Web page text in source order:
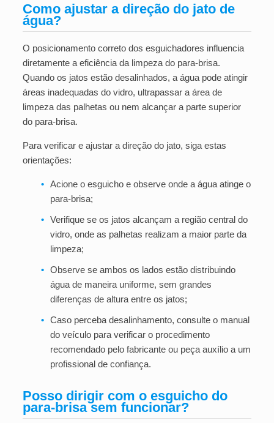
Como ajustar a direção do jato de
água?
O posicionamento correto dos esguichadores influencia
diretamente a eficiência da limpeza do para-brisa.
Quando os jatos estão desalinhados, a água pode atingir
áreas inadequadas do vidro, ultrapassar a área de
limpeza das palhetas ou nem alcançar a parte superior
do para-brisa.
Para verificar e ajustar a direção do jato, siga estas
orientações:
• Acione o esguicho e observe onde a água atinge o
para-brisa;
• Verifique se os jatos alcançam a região central do
vidro, onde as palhetas realizam a maior parte da
limpeza;
• Observe se ambos os lados estão distribuindo
água de maneira uniforme, sem grandes
diferenças de altura entre os jatos;
• Caso perceba desalinhamento, consulte o manual
do veículo para verificar o procedimento
recomendado pelo fabricante ou peça auxílio a um
profissional de confiança.
Posso dirigir com o esguicho do
para-brisa sem funcionar?